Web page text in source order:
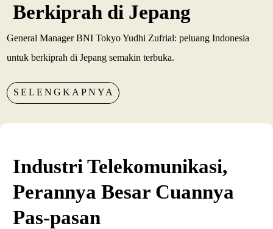
Berkiprah di Jepang
General Manager BNI Tokyo Yudhi Zufrial: peluang Indonesia
untuk berkiprah di Jepang semakin terbuka.
SELENGKAPNYA
Industri Telekomunikasi,
Perannya Besar Cuannya
Pas-pasan